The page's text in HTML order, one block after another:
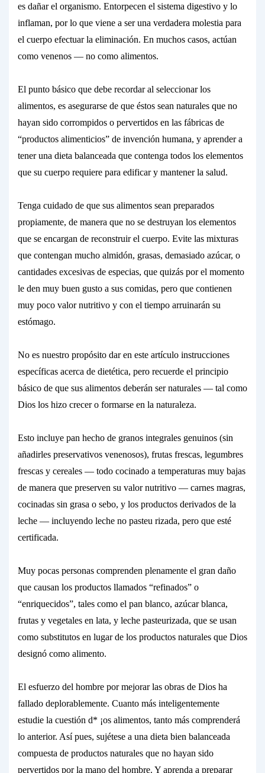
es dañarel organismo. Entorpecen el sistema digestivo y lo
inflaman, por lo que viene a ser una verdadera molestia para
el cuerpo efectuar la eliminación. En muchos casos, actúan
como venenos — no como alimentos.
El punto básico que debe recordar al seleccionar los
alimentos, es asegurarse de que éstos sean naturales que no
hayan sido corrompidos o pervertidos en las fábricas de
“productos alimenticios” de invención humana, y aprender a
tener una dieta balanceada que contenga todos los elementos
que su cuerpo requiere para edificar y mantener la salud.
Tenga cuidado de que sus alimentos sean preparados
propiamente, de manera que no se destruyan los elementos
que se encargan de reconstruir el cuerpo. Evite las mixturas
que contengan mucho almidón, grasas, demasiado azúcar, o
cantidades excesivas de especias, que quizás por el momento
le den muy buen gusto a sus comidas, pero que contienen
muy poco valor nutritivo y con el tiempo arruinarán su
estómago.
No es nuestro propósito dar en este artículo instrucciones
específicas acerca de dietética, pero recuerde el principio
básico de que sus alimentos deberán sernaturales — tal como
Dios los hizo crecer o formarse en la naturaleza.
Esto incluye pan hecho de granos integrales genuinos (sin
añadirles preservativos venenosos), frutas frescas, legumbres
frescas y cereales — todo cocinado a temperaturas muy bajas
de manera que preserven su valor nutritivo — carnes magras,
cocinadas sin grasa o sebo, y los productos derivados de la
leche — incluyendo leche no pasteu rizada, pero que esté
certificada.
Muy pocas personas comprenden plenamente el gran daño
que causan los productos llamados “refinados” o
“enriquecidos”, tales como el pan blanco, azúcar blanca,
frutas y vegetales en lata, y leche pasteurizada, que se usan
como substitutos en lugar de los productos naturales que Dios
designó como alimento.
El esfuerzo del hombre por mejorar las obras de Dios ha
fallado deplorablemente. Cuanto más inteligentemente
estudie la cuestión d* ¡os alimentos, tanto más comprenderá
lo anterior. Así pues, sujétese a una dieta bien balanceada
compuesta de productos naturales que no hayan sido
pervertidos por la mano del hombre. Y aprenda a preparar